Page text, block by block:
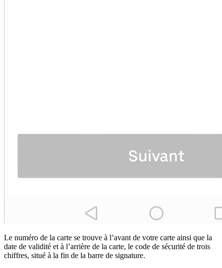
Le numéro de la carte se trouve à l’avant de votre carte ainsi que la
date de validité et à l’arrière de la carte, le code de sécurité de trois
chiffres, situé à la fin de la barre de signature.